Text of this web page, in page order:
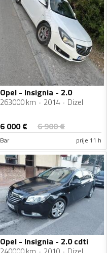
Opel - Insignia - 2.0
263000 km 2014 Dizel
6 000€ 6 900€
Bar prije 11 h
Opel - Insignia - 2.0 cdti